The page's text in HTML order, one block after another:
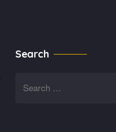
Search